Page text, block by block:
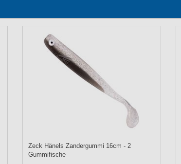
Zeck Hänels Zandergummi 16cm - 2
Gummifische